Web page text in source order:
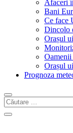
Afaceri
Bani
Ce face
Dincolo
Orașul
Orașul
Prognoza